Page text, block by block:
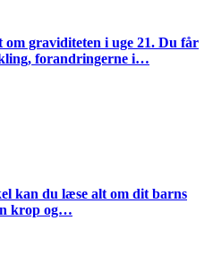
graviditeten i uge 21. Du får
forandringerne i…
kan du læse alt om dit barns
krop og…